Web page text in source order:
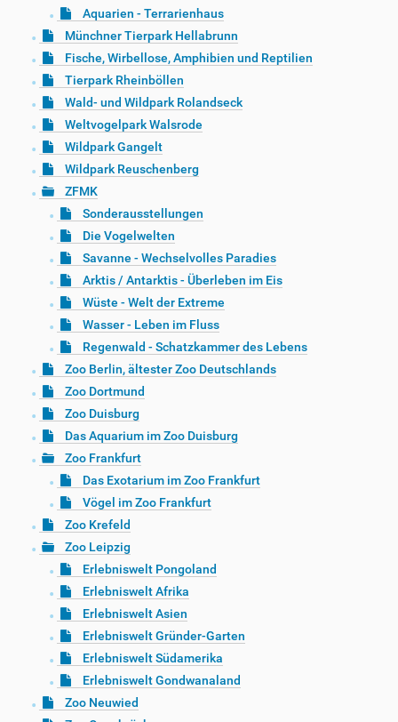
Aquarien - Terrarienhaus
Münchner Tierpark Hellabrunn
Fische, Wirbellose, Amphibien und Reptilien
Tierpark Rheinböllen
Wald- und Wildpark Rolandseck
Weltvogelpark Walsrode
Wildpark Gangelt
Wildpark Reuschenberg
ZFMK
Sonderausstellungen
Die Vogelwelten
Savanne - Wechselvolles Paradies
Arktis / Antarktis - Überleben im Eis
Wüste - Welt der Extreme
Wasser - Leben im Fluss
Regenwald - Schatzkammer des Lebens
Zoo Berlin, ältester Zoo Deutschlands
Zoo Dortmund
Zoo Duisburg
Das Aquarium im Zoo Duisburg
Zoo Frankfurt
Das Exotarium im Zoo Frankfurt
Vögel im Zoo Frankfurt
Zoo Krefeld
Zoo Leipzig
Erlebniswelt Pongoland
Erlebniswelt Afrika
Erlebniswelt Asien
Erlebniswelt Gründer-Garten
Erlebniswelt Südamerika
Erlebniswelt Gondwanaland
Zoo Neuwied